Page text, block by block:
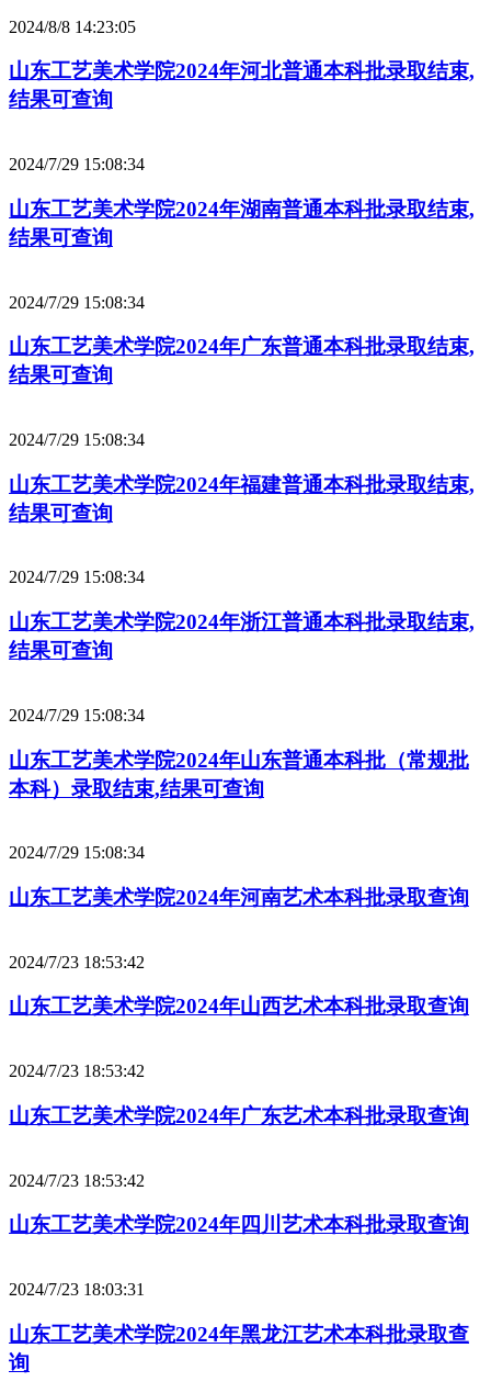
2024/8/8 14:23:05
山东工艺美术学院2024年河北普通本科批录取结束,
结果可查询
2024/7/29 15:08:34
山东工艺美术学院2024年湖南普通本科批录取结束,
结果可查询
2024/7/29 15:08:34
山东工艺美术学院2024年广东普通本科批录取结束,
结果可查询
2024/7/29 15:08:34
山东工艺美术学院2024年福建普通本科批录取结束,
结果可查询
2024/7/29 15:08:34
山东工艺美术学院2024年浙江普通本科批录取结束,
结果可查询
2024/7/29 15:08:34
山东工艺美术学院2024年山东普通本科批（常规批
本科）录取结束,结果可查询
2024/7/29 15:08:34
山东工艺美术学院2024年河南艺术本科批录取查询
2024/7/23 18:53:42
山东工艺美术学院2024年山西艺术本科批录取查询
2024/7/23 18:53:42
山东工艺美术学院2024年广东艺术本科批录取查询
2024/7/23 18:53:42
山东工艺美术学院2024年四川艺术本科批录取查询
2024/7/23 18:03:31
山东工艺美术学院2024年黑龙江艺术本科批录取查
询